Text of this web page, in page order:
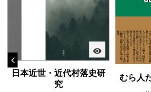
visibility
日本近世・近代村落史研
究
むら人